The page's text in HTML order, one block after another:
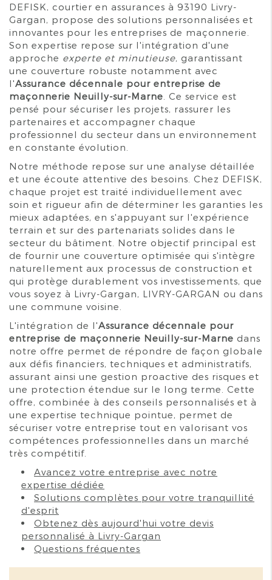
DEFISK, courtier en assurances à 93190 Livry-
Gargan, propose des solutions personnalisées et
innovantes pour les entreprises de maçonnerie.
Son expertise repose sur l'intégration d'une
approche experte et minutieuse, garantissant
une couverture robuste notamment avec
l'Assurance décennale pour entreprise de
maçonnerie Neuilly-sur-Marne . Ce service est
pensé pour sécuriser les projets, rassurer les
partenaires et accompagner chaque
professionnel du secteur dans un environnement
en constante évolution.
Notre méthode repose sur une analyse détaillée
et une écoute attentive des besoins. Chez DEFISK,
chaque projet est traité individuellement avec
soin et rigueur afin de déterminer les garanties les
mieux adaptées, en s'appuyant sur l'expérience
terrain et sur des partenariats solides dans le
secteur du bâtiment. Notre objectif principal est
de fournir une couverture optimisée qui s'intègre
naturellement aux processus de construction et
qui protège durablement vos investissements, que
vous soyez à Livry-Gargan, LIVRY-GARGAN ou dans
une commune voisine.
L'intégration de l'Assurance décennale pour
entreprise de maçonnerie Neuilly-sur-Marne dans
notre offre permet de répondre de façon globale
aux défis financiers, techniques et administratifs,
assurant ainsi une gestion proactive des risques et
une protection étendue sur le long terme. Cette
offre, combinée à des conseils personnalisés et à
une expertise technique pointue, permet de
sécuriser votre entreprise tout en valorisant vos
compétences professionnelles dans un marché
très compétitif.
Avancez votre entreprise avec notre
expertise dédiée
Solutions complètes pour votre tranquillité
d'esprit
Obtenez dès aujourd'hui votre devis
personnalisé à Livry-Gargan
Questions fréquentes